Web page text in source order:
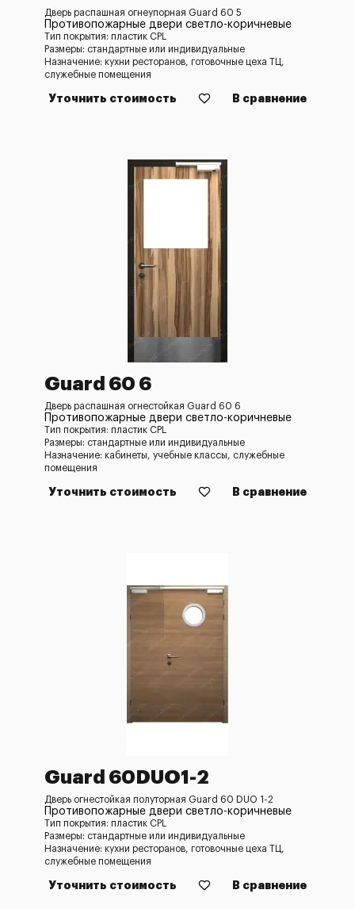
Дверь распашная огнеупорная Guard 60 5
Противопожарные двери светло-коричневые
Тип покрытия: пластик CPL
Размеры: стандартные или индивидуальные
Назначение: кухни ресторанов, готовочные цеха ТЦ,
служебные помещения
Уточнить стоимость В сравнение
Guard 60 6
Дверь распашная огнестойкая Guard 60 6
Противопожарные двери светло-коричневые
Тип покрытия: пластик CPL
Размеры: стандартные или индивидуальные
Назначение: кабинеты, учебные классы, служебные
помещения
Уточнить стоимость В сравнение
Guard 60DUO1-2
Дверь огнестойкая полуторная Guard 60 DUO 1-2
Противопожарные двери светло-коричневые
Тип покрытия: пластик CPL
Размеры: стандартные или индивидуальные
Назначение: кухни ресторанов, готовочные цеха ТЦ,
служебные помещения
Уточнить стоимость В сравнение